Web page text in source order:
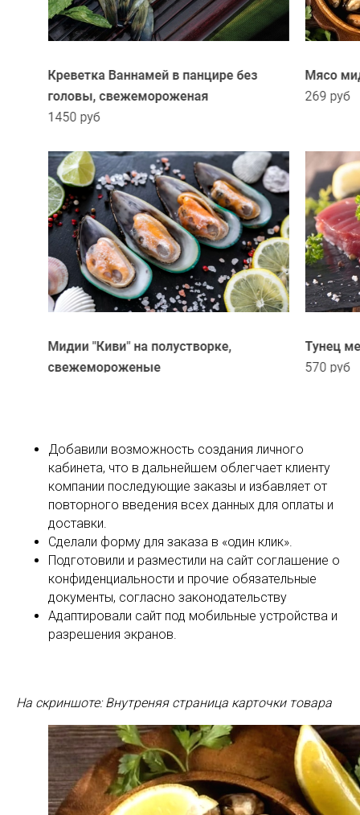
Добавили возможность создания личного
кабинета, что в дальнейшем облегчает клиенту
компании последующие заказы и избавляет от
повторного введения всех данных для оплаты и
доставки.
Сделали форму для заказа в «один клик».
Подготовили и разместили на сайт соглашение о
конфиденциальности и прочие обязательные
документы, согласно законодательству
Адаптировали сайт под мобильные устройства и
разрешения экранов.
На скриншоте: Внутреняя страница карточки товара